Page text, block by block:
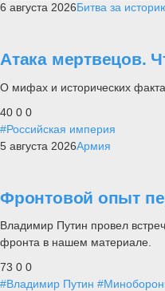
6 августа 2026Битва за
Атака мертвецов.
О мифах и исторических
40 0 0
#Российская империя
5 августа 2026Армия
Фронтовой опыт
Владимир Путин провел
фронта в нашем материале.
73 0 0
#Владимир Путин